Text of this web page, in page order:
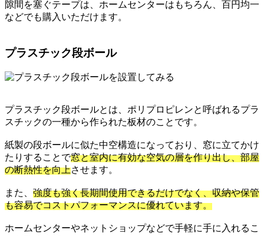
隙間を塞ぐテープは、ホームセンターはもちろん、百円均一
などでも購入いただけます。
プラスチック段ボール
プラスチック段ボールとは、ポリプロピレンと呼ばれるプラ
スチックの一種から作られた板材のことです。
紙製の段ボールに似た中空構造になっており、窓に立てかけ
たりすることで窓と室内に有効な空気の層を作り出し、部屋
の断熱性を向上させます。
また、 強度も強く長期間使用できるだけでなく、収納や保管
も容易でコストパフォーマンスに優れています。
ホームセンターやネットショップなどで手軽に手に入れるこ